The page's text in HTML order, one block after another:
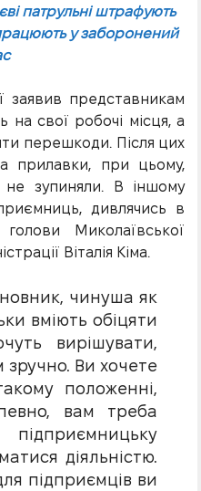
патрульні штрафують
у заборонений
заявив представникам
на свої робочі місця, а
перешкоди. Після цих
прилавки, при цьому,
не зупиняли. В іншому
дивлячись в
Миколаївської
Віталія Кіма.
чинуша як
вміють обіцяти
вирішувати,
Ви хочете
положенні,
вам треба
діяльністю.
підприємців ви